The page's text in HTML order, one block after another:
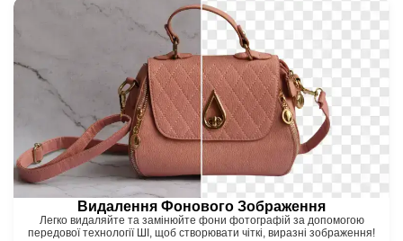
Видалення Фонового Зображення
Легко видаляйте та замінюйте фони фотографій за допомогою
передової технології ШІ, щоб створювати чіткі, виразні зображення!